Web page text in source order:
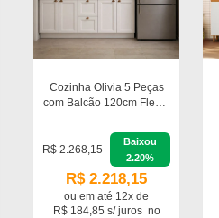
Cozinha Olivia 5 Peças
com Balcão 120cm Flex e
Poliman Móveis
R$ 2.268,15
Baixou
2.20%
R$ 2.218,15
ou em até 12x de
R$ 184,85 s/ juros no